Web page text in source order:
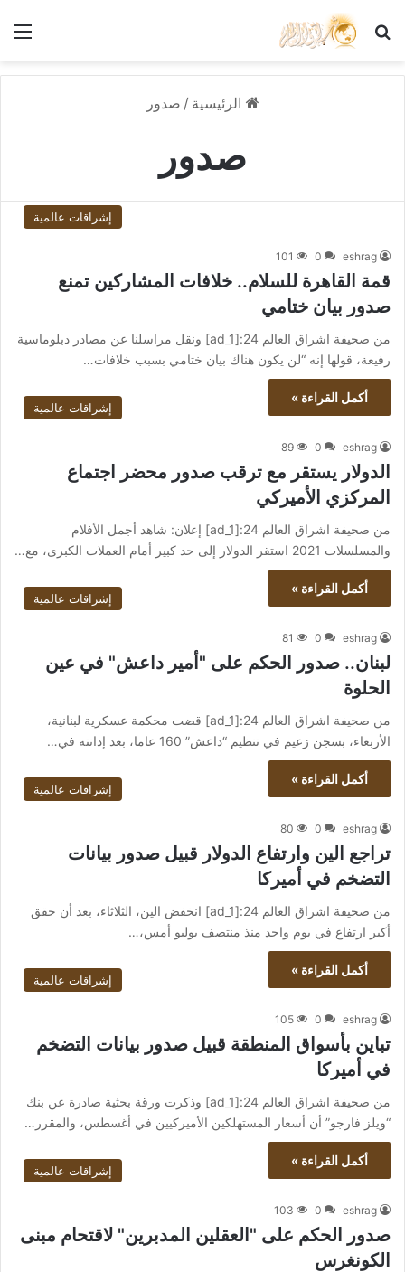
بحث عن
الرئيسية / صدور
صدور
إشراقات عالمية
eshrag
0
101
قمة القاهرة للسلام.. خلافات المشاركين تمنع
صدور بيان ختامي
من صحيفة اشراق العالم 24:[ad_1] ونقل مراسلنا عن مصادر دبلوماسية
رفيعة، قولها إنه “لن يكون هناك بيان ختامي بسبب خلافات…
أكمل القراءة »
إشراقات عالمية
eshrag
0
89
الدولار يستقر مع ترقب صدور محضر اجتماع
المركزي الأميركي
من صحيفة اشراق العالم 24:[ad_1] إعلان: شاهد أجمل الأفلام
والمسلسلات 2021 استقر الدولار إلى حد كبير أمام العملات الكبرى، مع…
أكمل القراءة »
إشراقات عالمية
eshrag
0
81
لبنان.. صدور الحكم على "أمير داعش" في عين
الحلوة
من صحيفة اشراق العالم 24:[ad_1] قضت محكمة عسكرية لبنانية،
الأربعاء، بسجن زعيم في تنظيم “داعش” 160 عاما، بعد إدانته في…
أكمل القراءة »
إشراقات عالمية
eshrag
0
80
تراجع الين وارتفاع الدولار قبيل صدور بيانات
التضخم في أميركا
من صحيفة اشراق العالم 24:[ad_1] انخفض الين، الثلاثاء، بعد أن حقق
أكبر ارتفاع في يوم واحد منذ منتصف يوليو أمس،…
أكمل القراءة »
إشراقات عالمية
eshrag
0
105
تباين بأسواق المنطقة قبيل صدور بيانات التضخم
في أميركا
من صحيفة اشراق العالم 24:[ad_1] وذكرت ورقة بحثية صادرة عن بنك
“ويلز فارجو” أن أسعار المستهلكين الأميركيين في أغسطس، والمقرر…
أكمل القراءة »
إشراقات عالمية
eshrag
0
103
صدور الحكم على "العقلين المدبرين" لاقتحام مبنى
الكونغرس